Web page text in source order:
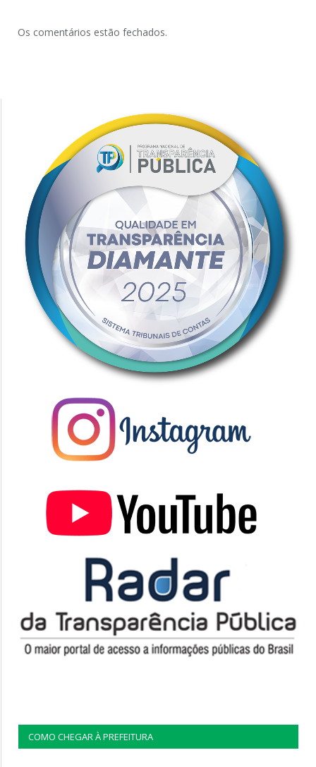
Os comentários estão fechados.
COMO CHEGAR À PREFEITURA